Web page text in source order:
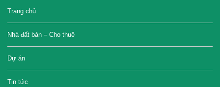
Trang chủ
Nhà đất bán – Cho thuê
Dự án
Tin tức